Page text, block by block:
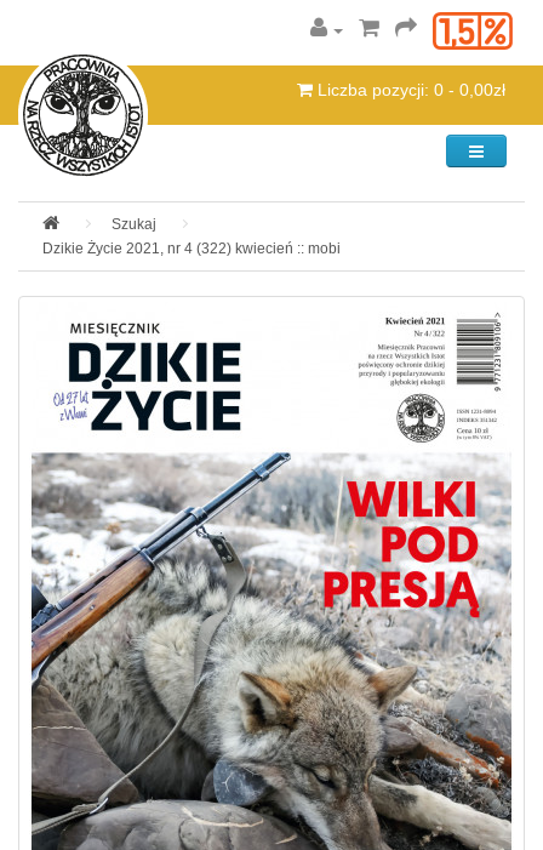
Liczba pozycji: 0 - 0,00zł
Kategorie
Szukaj
Dzikie Życie 2021, nr 4 (322) kwiecień :: mobi